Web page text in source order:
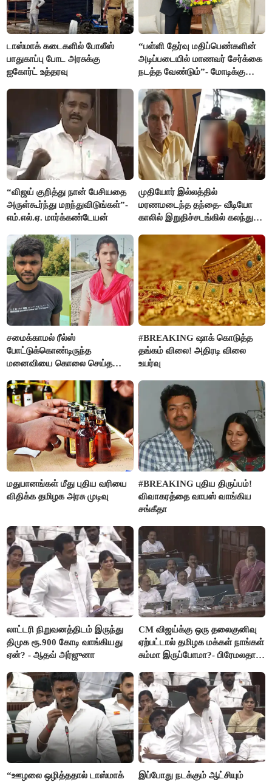
டாஸ்மாக் கடைகளில் போலீஸ்
பாதுகாப்பு போட அரசுக்கு
ஐகோர்ட் உத்தரவு
“பள்ளி தேர்வு மதிப்பெண்களின்
அடிப்படையில் மாணவர் சேர்க்கை
நடத்த வேண்டும்”- மோடிக்கு
“விஜய் குறித்து நான் பேசியதை
அருள்கூர்ந்து மறந்துவிடுங்கள்”-
எம்.எல்.ஏ. மார்க்கண்டேயன்
முதியோர் இல்லத்தில்
மரணமடைந்த தந்தை- வீடியோ
காலில் இறுதிச்சடங்கில் கலந்து
சமைக்காமல் ரீல்ஸ்
போட்டுக்கொண்டிருந்த
மனைவியை கொலை செய்த
#BREAKING ஷாக் கொடுத்த
தங்கம் விலை! அதிரடி விலை
உயர்வு
மதுபானங்கள் மீது புதிய வரியை
விதிக்க தமிழக அரசு முடிவு
#BREAKING புதிய திருப்பம்!
விவாகரத்தை வாபஸ் வாங்கிய
சங்கீதா
லாட்டரி நிறுவனத்திடம் இருந்து
திமுக ரூ.900 கோடி வாங்கியது
ஏன்? - ஆதவ் அர்ஜுனா
CM விஜய்க்கு ஒரு தலைகுனிவு
ஏற்பட்டால் தமிழக மக்கள் நாங்கள்
சும்மா இருப்போமா?- பிரேமலதா
“ஊழலை ஒழித்ததால் டாஸ்மாக்
இப்போது நடக்கும் ஆட்சியும்